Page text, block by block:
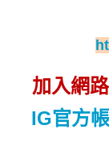
加入網
IG官方